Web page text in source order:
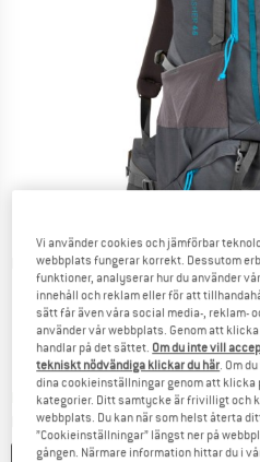
Detaljbilder
Leveranstid: 4-5 arbetsdagar
Mängd:
Vi använder cookies och jämförbar
webbplats fungerar korrekt. Dessutom
funktioner, analyserar hur du använder
innehåll och reklam eller för att
sätt får även våra social media-, reklam-
använder vår webbplats. Genom att
handlar på det sättet. Om du inte vill
tekniskt nödvändiga klickar du här. Om
dina cookieinställningar genom att klicka
kategorier. Ditt samtycke är frivilligt och
webbplats. Du kan när som helst återta
”Cookieinställningar” längst ner på
gången. Närmare information hittar du i